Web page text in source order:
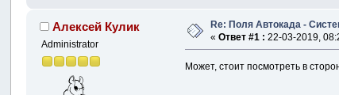
Алексей Кулик
Administrator
Re: Поля Автокада -
«Ответ #1 : 22-03-2019,
Может, стоит посмотреть в